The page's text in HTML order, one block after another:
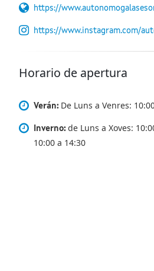
https://
https://www.instagram.com/
Horario de apertura
Verán: De Luns a Venres:
Inverno: de Luns a Xoves:
10:00 a 14:30